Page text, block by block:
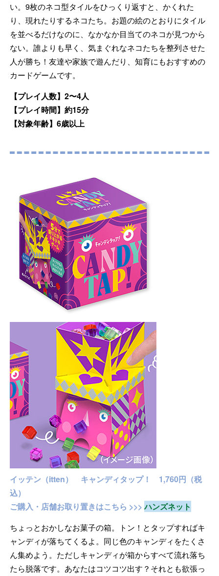
い。9枚のネコ型タイルをひっくり返すと、かくれた
り、現れたりするネコたち。お題の絵のとおりにタイル
を並べるだけなのに、なかなか目当てのネコが見つから
ない。誰よりも早く、気まぐれなネコたちを整列させた
人が勝ち！友達や家族で遊んだり、知育にもおすすめの
カードゲームです。
【プレイ人数】2〜4人
【プレイ時間】約15分
【対象年齢】6歳以上
イッテン（itten） キャンディタップ！ 1,760円（税
込）
ご購入・店舗お取り置きはこちら >>>ハンズネット
ちょっとおかしなお菓子の箱。トン！とタップすればキ
ャンディが落ちてくるよ。同じ色のキャンディをたくさ
ん集めよう。ただしキャンディが箱からすべて流れ落ち
たら脱落です。あなたはコツコツ出す？それとも欲張っ